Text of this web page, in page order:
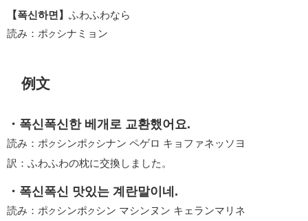
【폭신하면】
ふわふわなら
読み：ポク シナミョン
例文
・폭신폭신한 베개로 교환했어요.
読み：ポク シンポク シナン ペゲロ キョファネッソヨ
訳：ふわふわの枕に交換しました。
・폭신폭신 맛있는 계란말이네.
読み：ポク シンポク シン マシンヌン キェランマリネ